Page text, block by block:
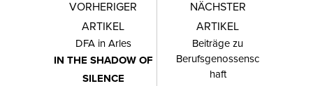
VORHERIGER
ARTIKEL
DFA in Arles
IN THE SHADOW OF
SILENCE
NÄCHSTER
ARTIKEL
Beiträge zu
Berufsgenossensc
haft